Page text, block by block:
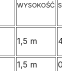
WYSOKOŚĆ
1,5 m
1,5 m